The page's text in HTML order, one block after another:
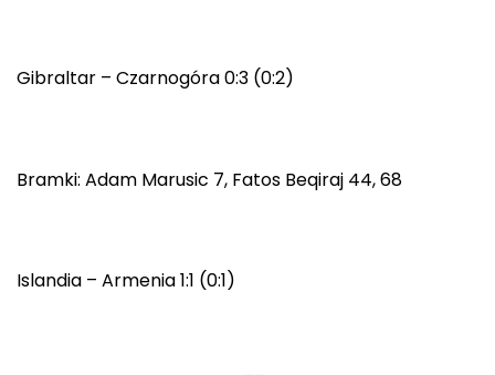
Gibraltar – Czarnogóra 0:3 (0:2)
Bramki: Adam Marusic 7, Fatos Beqiraj 44, 68
Islandia – Armenia 1:1 (0:1)